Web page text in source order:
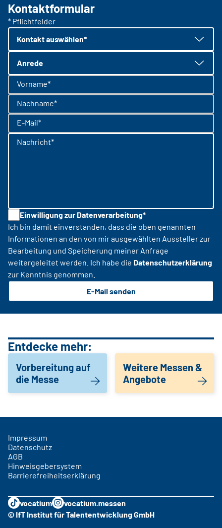
Kontaktformular
* Pflichtfelder
Kontakt auswählen*
Anrede
Vorname*
Nachname*
E-Mail*
Nachricht*
Einwilligung zur Datenverarbeitung*
Ich bin damit einverstanden, dass die oben genannten
Informationen an den von mir ausgewählten Aussteller zur
Bearbeitung und Speicherung meiner Anfrage
weitergeleitet werden. Ich habe die Datenschutzerklärung
zur Kenntnis genommen.
E-Mail senden
Entdecke mehr:
Vorbereitung auf
die Messe
Weitere Messen &
Angebote
Impressum
Datenschutz
AGB
Hinweisgebersystem
Barrierefreiheitserklärung
vocatium
vocatium.messen
© IfT Institut für Talententwicklung GmbH